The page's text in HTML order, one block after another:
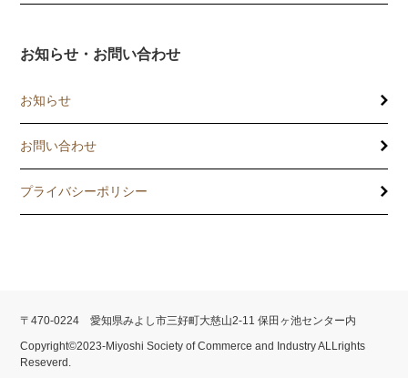
お知らせ・お問い合わせ
お知らせ
お問い合わせ
プライバシーポリシー
〒470-0224 愛知県みよし市三好町大慈山2-11 保田ヶ池センター内
Copyright©2023-Miyoshi Society of Commerce and Industry ALLrights
Reseverd.